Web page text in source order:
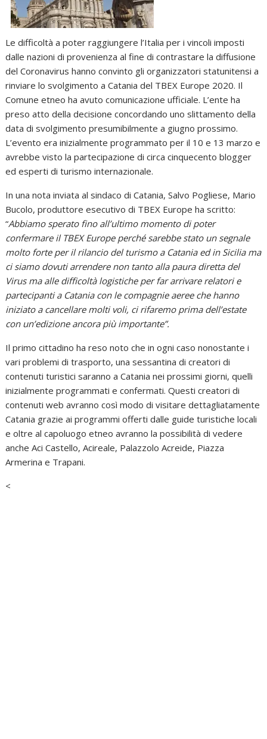
Le difficoltà a poter raggiungere l’Italia per i vincoli imposti
dalle nazioni di provenienza al fine di contrastare la diffusione
del Coronavirus hanno convinto gli organizzatori statunitensi a
rinviare lo svolgimento a Catania del TBEX Europe 2020. Il
Comune etneo ha avuto comunicazione ufficiale. L’ente ha
preso atto della decisione concordando uno slittamento della
data di svolgimento presumibilmente a giugno prossimo.
L’evento era inizialmente programmato per il 10 e 13 marzo e
avrebbe visto la partecipazione di circa cinquecento blogger
ed esperti di turismo internazionale.
In una nota inviata al sindaco di Catania, Salvo Pogliese, Mario
Bucolo, produttore esecutivo di TBEX Europe ha scritto:
“Abbiamo sperato fino all’ultimo momento di poter
confermare il TBEX Europe perché sarebbe stato un segnale
molto forte per il rilancio del turismo a Catania ed in Sicilia ma
ci siamo dovuti arrendere non tanto alla paura diretta del
Virus ma alle difficoltà logistiche per far arrivare relatori e
partecipanti a Catania con le compagnie aeree che hanno
iniziato a cancellare molti voli, ci rifaremo prima dell’estate
con un’edizione ancora più importante”.
Il primo cittadino ha reso noto che in ogni caso nonostante i
vari problemi di trasporto, una sessantina di creatori di
contenuti turistici saranno a Catania nei prossimi giorni, quelli
inizialmente programmati e confermati. Questi creatori di
contenuti web avranno così modo di visitare dettagliatamente
Catania grazie ai programmi offerti dalle guide turistiche locali
e oltre al capoluogo etneo avranno la possibilità di vedere
anche Aci Castello, Acireale, Palazzolo Acreide, Piazza
Armerina e Trapani.
<